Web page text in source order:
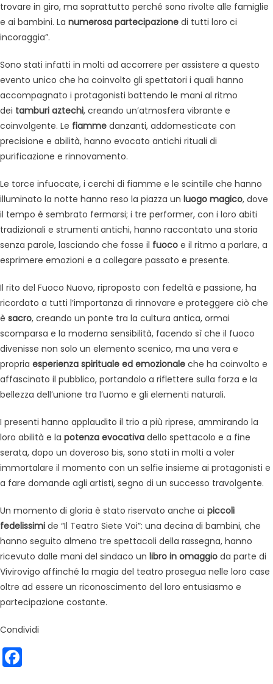
trovare in giro, ma soprattutto perché sono rivolte alle famiglie
e ai bambini. La numerosa partecipazione di tutti loro ci
incoraggia”.
Sono stati infatti in molti ad accorrere per assistere a questo
evento unico che ha coinvolto gli spettatori i quali hanno
accompagnato i protagonisti battendo le mani al ritmo
dei tamburi aztechi, creando un’atmosfera vibrante e
coinvolgente. Le fiamme danzanti, addomesticate con
precisione e abilità, hanno evocato antichi rituali di
purificazione e rinnovamento.
Le torce infuocate, i cerchi di fiamme e le scintille che hanno
illuminato la notte hanno reso la piazza un luogo magico, dove
il tempo è sembrato fermarsi; i tre performer, con i loro abiti
tradizionali e strumenti antichi, hanno raccontato una storia
senza parole, lasciando che fosse il fuoco e il ritmo a parlare, a
esprimere emozioni e a collegare passato e presente.
Il rito del Fuoco Nuovo, riproposto con fedeltà e passione, ha
ricordato a tutti l’importanza di rinnovare e proteggere ciò che
è sacro, creando un ponte tra la cultura antica, ormai
scomparsa e la moderna sensibilità, facendo sì che il fuoco
divenisse non solo un elemento scenico, ma una vera e
propria esperienza spirituale ed emozionale che ha coinvolto e
affascinato il pubblico, portandolo a riflettere sulla forza e la
bellezza dell’unione tra l’uomo e gli elementi naturali.
I presenti hanno applaudito il trio a più riprese, ammirando la
loro abilità e la potenza evocativa dello spettacolo e a fine
serata, dopo un doveroso bis, sono stati in molti a voler
immortalare il momento con un selfie insieme ai protagonisti e
a fare domande agli artisti, segno di un successo travolgente.
Un momento di gloria è stato riservato anche ai piccoli
fedelissimi de “Il Teatro Siete Voi”: una decina di bambini, che
hanno seguito almeno tre spettacoli della rassegna, hanno
ricevuto dalle mani del sindaco un libro in omaggio da parte di
Vivirovigo affinché la magia del teatro prosegua nelle loro case
oltre ad essere un riconoscimento del loro entusiasmo e
partecipazione costante.
Condividi